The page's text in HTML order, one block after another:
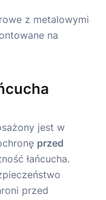
jest w
przed
łańcucha.
przed